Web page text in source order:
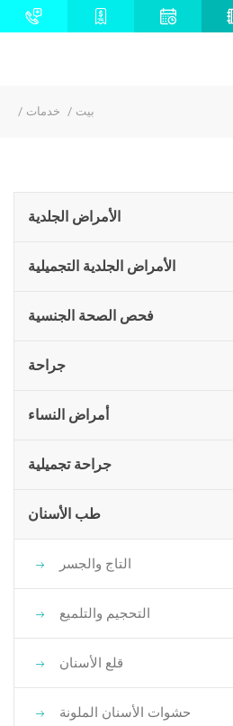
بيت خدمات
الأمراض الجلدية
الأمراض الجلدية التجميلية
فحص الصحة الجنسية
جراحة
أمراض النساء
جراحة تجميلية
طب الأسنان
التاج والجسر
التحجيم والتلميع
قلع الأسنان
حشوات الأسنان الملونة